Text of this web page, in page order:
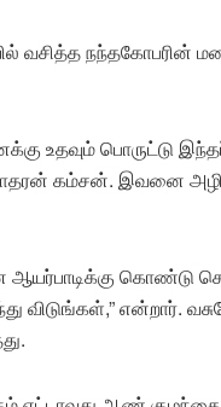
வசித்த
உதவும் பொருட்டு
கம்சன். இவனை
கொண்டு
என்றார்.